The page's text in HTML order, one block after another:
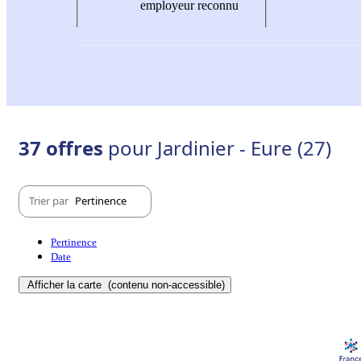
employeur reconnu
37 offres pour Jardinier - Eure (27)
Trier par Pertinence
Pertinence
Date
Afficher la carte (contenu non-accessible)